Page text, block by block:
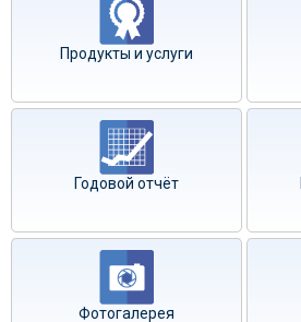
Продукты и услуги
Годовой отчёт
Фотогалерея